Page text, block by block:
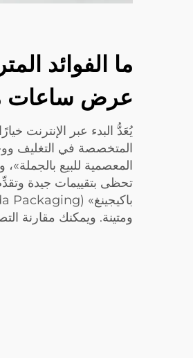
ما الفوائد
عرض ساعات
يُعَدُّ البدء عبر الإنترنت
المتخصصة في التغليف
المعصمية للبيع
تحظى بتقييمات جيدة
ومتينة. ويمكنك مقارنة